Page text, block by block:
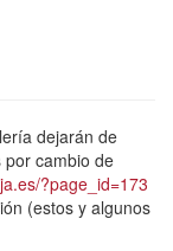
dejarán de
cambio de
?page_id=173
(estos y algunos